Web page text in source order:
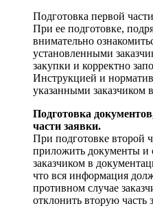
Подготовка первой
При ее подготовке,
внимательно
установленными
закупки и корректно
Инструкцией и
указанными заказчиком
Подготовка
части заявки.
При подготовке второй
приложить документы и
заказчиком в
что вся информация
противном случае
отклонить вторую часть